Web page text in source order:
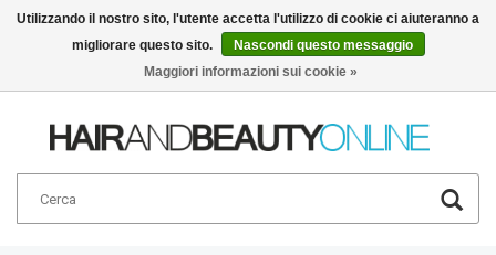
Italiano
Utilizzando il nostro sito, l'utente accetta l'utilizzo di cookie ci aiuteranno a
migliorare questo sito.
Nascondi questo messaggio
Maggiori informazioni sui cookie »